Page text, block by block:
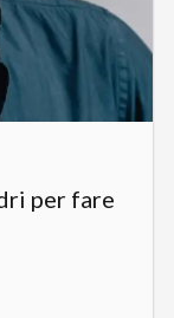
per fare